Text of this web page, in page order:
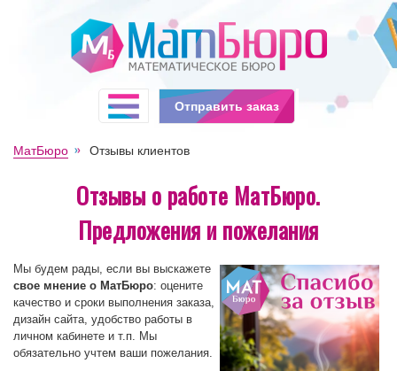
МатБюро Отзывы клиентов
Отзывы о работе МатБюро.
Предложения и пожелания
Мы будем рады, если вы выскажете
свое мнение о МатБюро: оцените
качество и сроки выполнения заказа,
дизайн сайта, удобство работы в
личном кабинете и т.п. Мы
обязательно учтем ваши пожелания.
Отправить заказ